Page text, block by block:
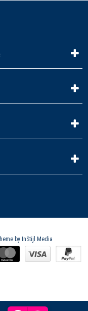
by InStijl Media